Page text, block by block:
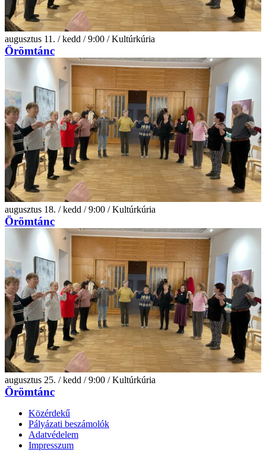
augusztus 11. / kedd / 9:00 / Kultúrkúria
Örömtánc
augusztus 18. / kedd / 9:00 / Kultúrkúria
Örömtánc
augusztus 25. / kedd / 9:00 / Kultúrkúria
Örömtánc
Közérdekű
Pályázati beszámolók
Adatvédelem
Impresszum